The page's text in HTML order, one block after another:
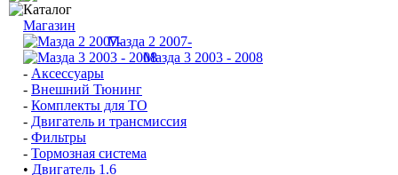
Каталог
Магазин
Мазда 2 2007-
Мазда 3 2003 - 2008
- Аксессуары
- Внешний Тюнинг
- Комплекты для ТО
- Двигатель и трансмиссия
- Фильтры
- Тормозная система
• Двигатель 1.6